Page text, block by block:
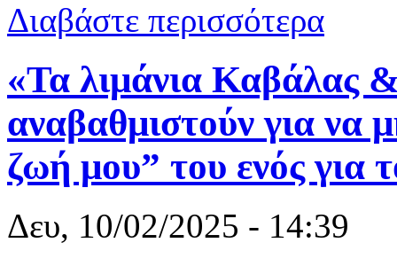
Διαβάστε περισσότερα
«Τα λιμάνια Καβάλας
αναβαθμιστούν για να
ζωή μου” του ενός για
Δευ, 10/02/2025 - 14:39